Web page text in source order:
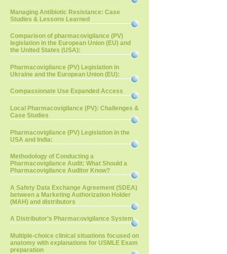
Managing Antibiotic Resistance: Case
Studies & Lessons Learned
Comparison of pharmacovigilance (PV)
legislation in the European Union (EU) and
the United States (USA):
Pharmacovigilance (PV) Legislation in
Ukraine and the European Union (EU):
Compassionate Use Expanded Access
Local Pharmacovigilance (PV): Challenges &
Case Studies
Pharmacovigilance (PV) Legislation in the
USA and India:
Methodology of Conducting a
Pharmacovigilance Audit: What Should a
Pharmacovigilance Auditor Know?
A Safety Data Exchange Agreement (SDEA)
between a Marketing Authorization Holder
(MAH) and distributors
A Distributor’s Pharmacovigilance System
Multiple-choice clinical situations focused on
anatomy with explanations for USMLE Exam
preparation